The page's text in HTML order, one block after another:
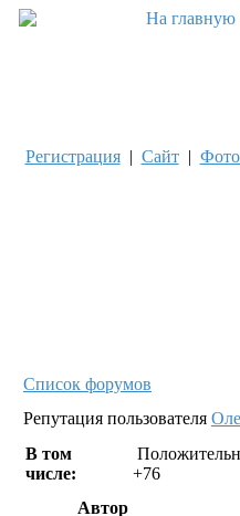
Регистрация| Сайт|
Список форумов
Репутация пользователя
В том
числе:
+76
Автор